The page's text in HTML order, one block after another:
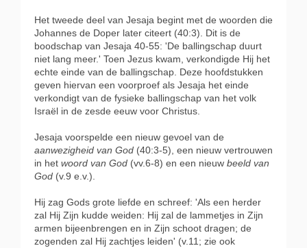
Het tweede deel van Jesaja begint met de woorden die
Johannes de Doper later citeert (40:3). Dit is de
boodschap van Jesaja 40-55: 'De ballingschap duurt
niet lang meer.' Toen Jezus kwam, verkondigde Hij het
echte einde van de ballingschap. Deze hoofdstukken
geven hiervan een voorproef als Jesaja het einde
verkondigt van de fysieke ballingschap van het volk
Israël in de zesde eeuw voor Christus.
Jesaja voorspelde een nieuw gevoel van de
aanwezigheid van God (40:3-5), een nieuw vertrouwen
in het woord van God (vv.6-8) en een nieuw beeld van
God (v.9 e.v.).
Hij zag Gods grote liefde en schreef: 'Als een herder
zal Hij Zijn kudde weiden: Hij zal de lammetjes in Zijn
armen bijeenbrengen en in Zijn schoot dragen; de
zogenden zal Hij zachtjes leiden' (v.11; zie ook